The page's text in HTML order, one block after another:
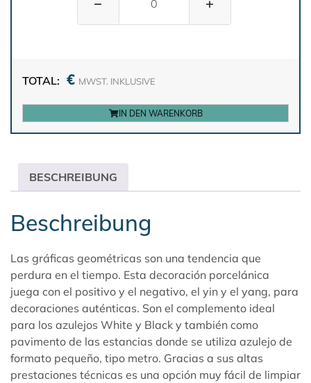
TOTAL: € MWST. INKLUSIVE
IN DEN WARENKORB
BESCHREIBUNG
Beschreibung
Las gráficas geométricas son una tendencia que
perdura en el tiempo. Esta decoración porcelánica
juega con el positivo y el negativo, el yin y el yang, para
decoraciones auténticas. Son el complemento ideal
para los azulejos White y Black y también como
pavimento de las estancias donde se utiliza azulejo de
formato pequeño, tipo metro. Gracias a sus altas
prestaciones técnicas es una opción muy fácil de limpiar